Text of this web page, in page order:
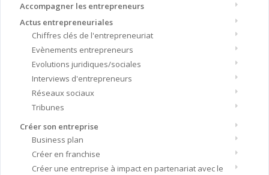
Accompagner les entrepreneurs
Actus entrepreneuriales
Chiffres clés de l'entrepreneuriat
Evènements entrepreneurs
Evolutions juridiques/sociales
Interviews d'entrepreneurs
Réseaux sociaux
Tribunes
Créer son entreprise
Business plan
Créer en franchise
Créer une entreprise à impact en partenariat avec le